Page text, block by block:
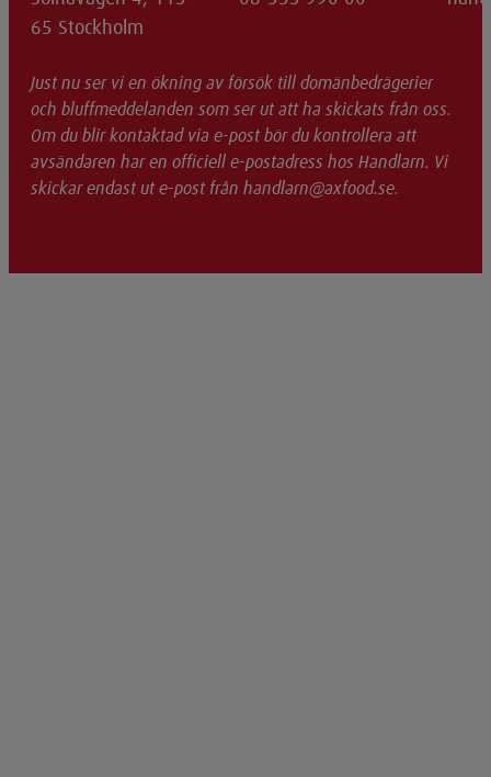
65 Stockholm
Just nu ser vi en ökning av försök till domänbedrägerier
och bluffmeddelanden som ser ut att ha skickats från oss.
Om du blir kontaktad via e-post bör du kontrollera att
avsändaren har en officiell e-postadress hos Handlarn. Vi
skickar endast ut e-post från handlarn@axfood.se.